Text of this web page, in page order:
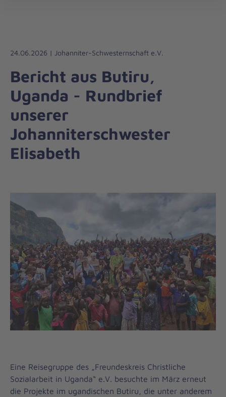
24.06.2026 | Johanniter-Schwesternschaft e.V.
Bericht aus Butiru,
Uganda - Rundbrief
unserer
Johanniterschwester
Elisabeth
Eine Reisegruppe des „Freundeskreis Christliche
Sozialarbeit in Uganda“ e.V. besuchte im März erneut
die Projekte im ugandischen Butiru, die unter anderem